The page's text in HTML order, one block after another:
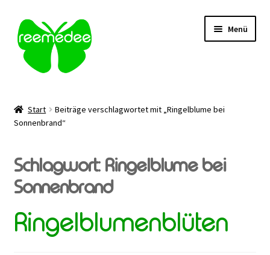
Zur
Navigation
springen
Zum
Inhalt
springen
Menü
Anwendungsgebiet
Verabreichung
Sale
Über uns
Start
Beiträge verschlagwortet mit „Ringelblume bei
Sonnenbrand“
Schlagwort: Ringelblume bei
Sonnenbrand
Ringelblumenblüten